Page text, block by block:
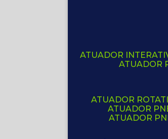
ATUADOR
ATUADOR
ATUADOR
ATUADOR